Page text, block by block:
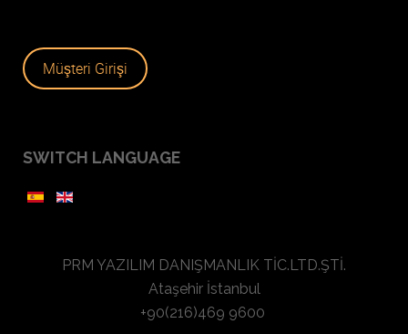
Müşteri Girişi
SWITCH LANGUAGE
PRM YAZILIM DANIŞMANLIK TİC.LTD.ŞTİ.
Ataşehir İstanbul
+90(216)469 9600